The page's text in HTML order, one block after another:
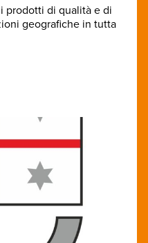
prodotti di qualità e di
geografiche in tutta